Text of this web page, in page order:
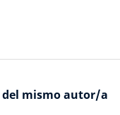
mismo autor/a